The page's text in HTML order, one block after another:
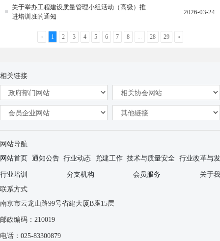
关于举办工程建设质量管理小组活动（高级）推
进培训班的通知
2026-03-24
« 1 2 3 4 5 6 7 8 ... 28 29 »
相关链接
网站导航
网站首页
通知公告 行业动态 党建工作 技术与质量安全 行业改革与
行业培训 分支机构 会员服务
关于
联系方式
南京市云龙山路99号省建大厦B座15层
邮政编码：210019
电话：025-83300879